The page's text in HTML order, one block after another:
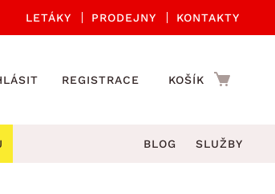
LETÁKY PRODEJNY KONTAKTY
REGISTRACE KOŠÍK
BLOG SLUŽBY